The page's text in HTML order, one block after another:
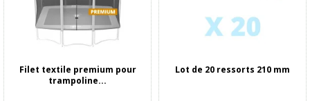
Filet textile premium pour
trampoline...
Lot de 20 ressorts 210 mm